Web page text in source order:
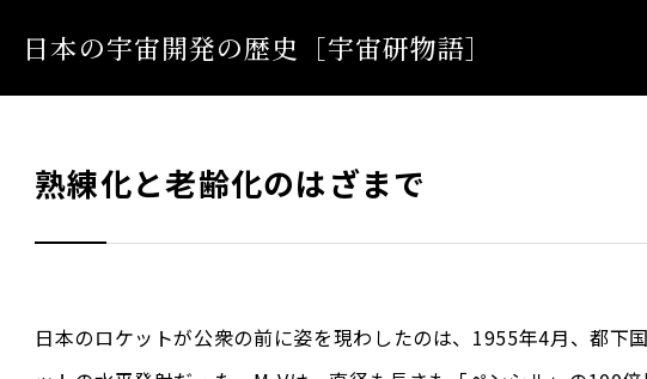
日本の宇宙開発の歴史 ［宇宙研物語］
熟練化と老齢化のはざまで
日本のロケットが公衆の前に姿を現わしたのは、1955年4月、都下